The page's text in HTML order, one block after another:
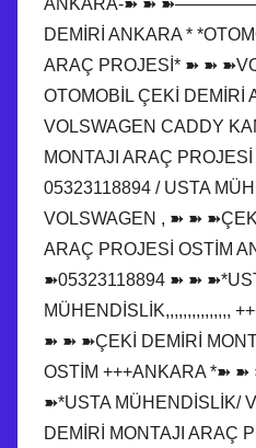
ANKARA-➽ ➽ ➽—————-
DEMİRİ ANKARA *
ARAÇ PROJESİ* ➽ ➽
OTOMOBİL ÇEKİ
VOLSWAGEN CADDY
MONTAJI ARAÇ
05323118894 / USTA
VOLSWAGEN , ➽ ➽
ARAÇ PROJESİ OSTİM
➽05323118894 ➽ ➽
MÜHENDİSLİK,,,,,,,,,,,,,,,
➽ ➽ ➽ÇEKİ DEMİRİ
OSTİM +++ANKARA *➽
➽*USTA MÜHENDİSLİK/
DEMİRİ MONTAJI ARAÇ